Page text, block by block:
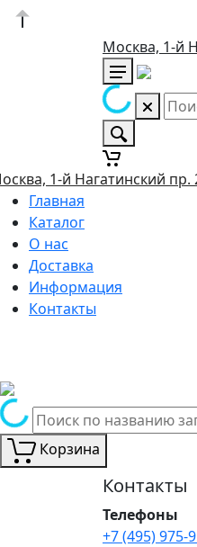
Москва, 1-й
1-й Нагатинский пр.
Главная
Каталог
О нас
Доставка
Информация
Контакты
Корзина
Контакты
Телефоны
+7 (495) 975-